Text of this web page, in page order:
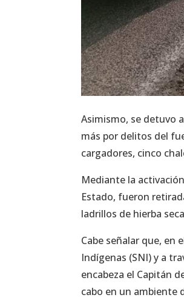
Asimismo, se detuvo
más por delitos del
cargadores, cinco
Mediante la
Estado, fueron
ladrillos de hierba
Cabe señalar que, en
Indígenas (SNI) y a
encabeza el Capitán
cabo en un ambiente